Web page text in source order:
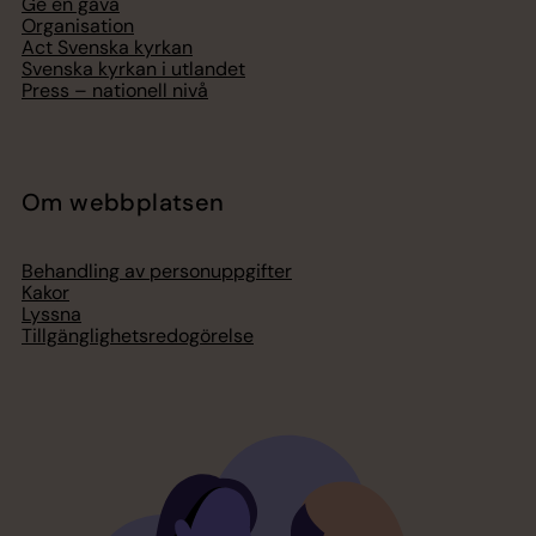
Organisation
Act Svenska kyrkan
Svenska kyrkan i utlandet
Press – nationell nivå
Om webbplatsen
Behandling av personuppgifter
Kakor
Lyssna
Tillgänglighetsredogörelse